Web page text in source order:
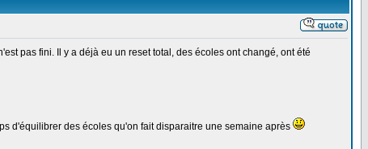
pas fini. Il y a déjà eu un reset total, des écoles ont changé, ont été
d'équilibrer des écoles qu'on fait disparaitre une semaine après